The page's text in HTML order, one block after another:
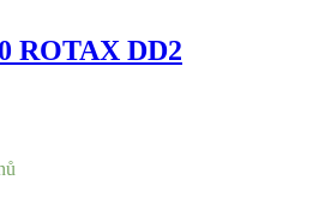
ROTAX DD2